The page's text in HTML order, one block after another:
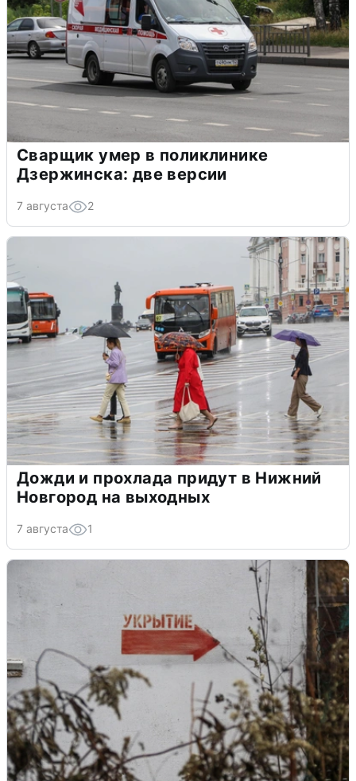
Сварщик умер в поликлинике
Дзержинска: две версии
7 августа 2
Дожди и прохлада придут в Нижний
Новгород на выходных
7 августа 1